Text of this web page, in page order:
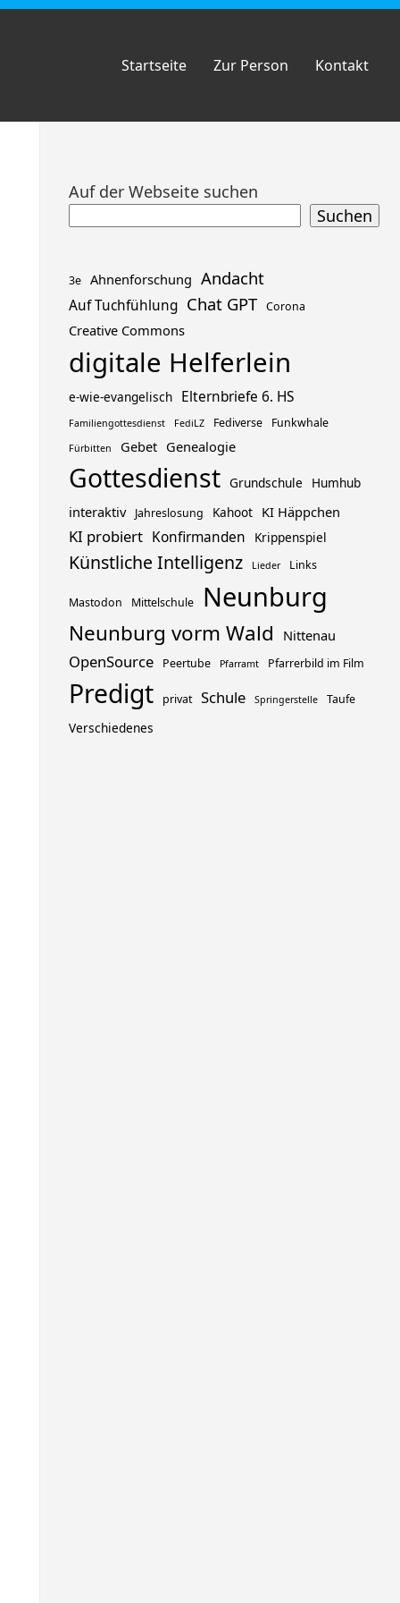
Startseite Zur Person Kontakt
Zum
Auf der Webseite suchen
Suchen
3e Ahnenforschung Andacht
Auf Tuchfühlung Chat GPT Corona
Creative Commons
digitale Helferlein
e-wie-evangelisch Elternbriefe 6. HS
Familiengottesdienst FediLZ Fediverse Funkwhale
Fürbitten Gebet Genealogie
Gottesdienst Grundschule Humhub
interaktiv Jahreslosung Kahoot KI Häppchen
KI probiert Konfirmanden Krippenspiel
Künstliche Intelligenz Lieder Links
Mastodon Mittelschule Neunburg
Neunburg vorm Wald Nittenau
OpenSource Peertube Pfarramt Pfarrerbild im Film
Predigt privat Schule Springerstelle Taufe
Verschiedenes